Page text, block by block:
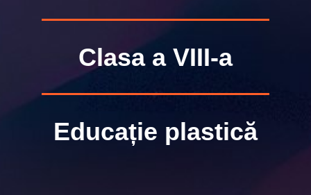
Clasa a VIII-a
Educație plastică